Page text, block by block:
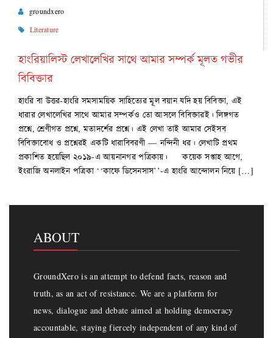
groundxero
Literature
হাংরিয়ালিস্ট লেখালেখির সাথে আমার সম্পর্ক মূলত গভীর
বিবিক্তার
হাংরি বা উত্তর-হাংরি সমসাময়িক সাহিত্যের মূল বয়ান যদি হয় বিবিক্তা, এই
ধারার লেখালেখির সাথে আমার সম্পর্কও তো আসলে বিবিক্তারই। লিঙ্গগত
প্রশ্নে, শ্রেণীগত প্রশ্নে, মতাদর্শের প্রশ্নে। এই লেখা তাই আমার সেইসব
বিবিক্তাবোধ ও প্রশ্নেরই একটি ধারাবিবরণী — নন্দিনী ধর। লেখাটি প্রথম
প্রকাশিত হয়েছিল ২০১৯-এ আয়নানগর পত্রিকায়। কয়েক সপ্তাহ আগে,
ইংরাজি অনলাইন পত্রিকা ‘‘কাফে ডিসেনসাস’’-এ হাংরি আন্দোলন নিয়ে […]
ABOUT
GroundXero is an attempt to defend facts, reason and
truth, as an act of resistance. We are a platform for
news, dialogue and debate aimed at holding democracy
accountable, staying fiercely independent of any kind of